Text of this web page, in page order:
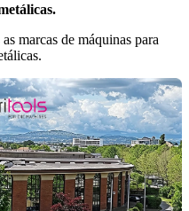
marcas de máquinas para